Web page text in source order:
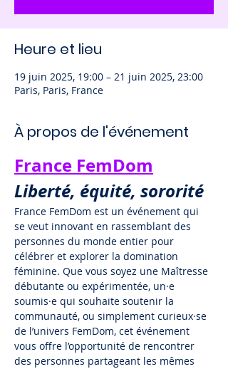
Heure et lieu
19 juin 2025, 19:00 – 21 juin 2025, 23:00
Paris, Paris, France
À propos de l'événement
France FemDom
Liberté, équité, sororité
France FemDom est un événement qui
se veut innovant en rassemblant des
personnes du monde entier pour
célébrer et explorer la domination
féminine. Que vous soyez une Maîtresse
débutante ou expérimentée, un·e
soumis·e qui souhaite soutenir la
communauté, ou simplement curieux·se
de l’univers FemDom, cet événement
vous offre l’opportunité de rencontrer
des personnes partageant les mêmes